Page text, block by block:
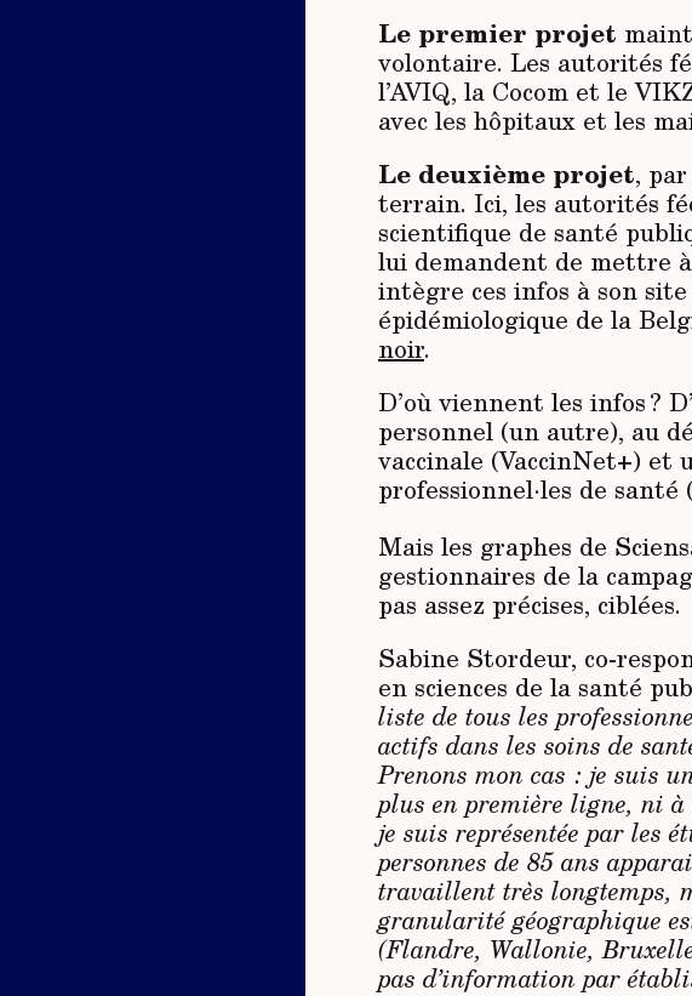
Le premier projet
volontaire. Les autorités
l’AVIQ, la Cocom et le
avec les hôpitaux et les
Le deuxième projet,
terrain. Ici, les autorités
scientifique de santé
lui demandent de mettre
intègre ces infos à son
épidémiologique de la
noir.
D’où viennent les infos ?
personnel (un autre), au
vaccinale (VaccinNet+) et
professionnel·les de santé
Mais les graphes de
gestionnaires de la
pas assez précises, ciblées.
Sabine Stordeur, co-
en sciences de la santé
liste de tous les
actifs dans les soins de
Prenons mon cas : je suis
plus en première ligne, ni
je suis représentée par les
personnes de 85 ans
travaillent très longtemps,
granularité géographique
(Flandre, Wallonie,
pas d’information par